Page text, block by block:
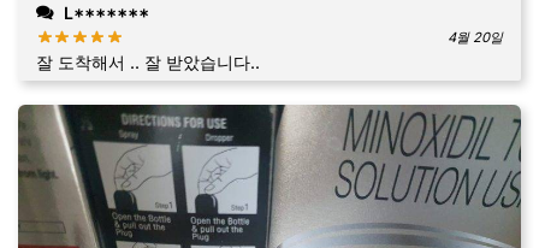
L*******
4월 20일
잘 도착해서 .. 잘 받았습니다..